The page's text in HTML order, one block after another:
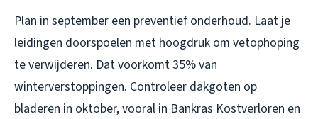
Plan in september een preventief onderhoud. Laat je
leidingen doorspoelen met hoogdruk om vetophoping
te verwijderen. Dat voorkomt 35% van
winterverstoppingen. Controleer dakgoten op
bladeren in oktober, vooral in Bankras Kostverloren en